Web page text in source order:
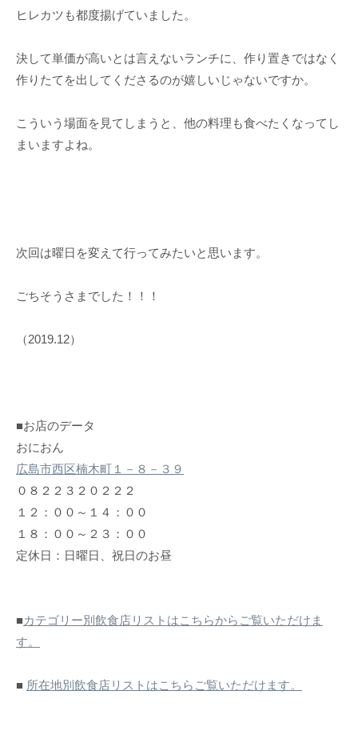
ヒレカツも都度揚げていました。
決して単価が高いとは言えないランチに、作り置きではなく
作りたてを出してくださるのが嬉しいじゃないですか。
こういう場面を見てしまうと、他の料理も食べたくなってし
まいますよね。
次回は曜日を変えて行ってみたいと思います。
ごちそうさまでした！！！
（2019.12）
■お店のデータ
おにおん
広島市西区楠木町１－８－３９
０８２２３２０２２２
１２：００～１４：００
１８：００～２３：００
定休日：日曜日、祝日のお昼
■カテゴリー別飲食店リストはこちらからご覧いただけま
す。
■ 所在地別飲食店リストはこちらご覧いただけます。